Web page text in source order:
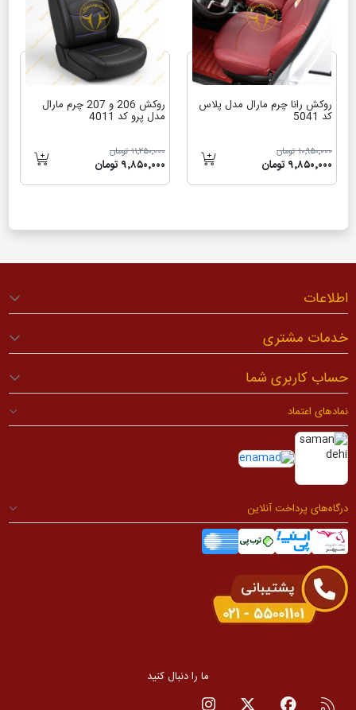
روکش رانا چرم مارال مدل پلاس
کد 5041
۱۰٬۹۵۰٬۰۰۰ تومان
۹٬۸۵۰٬۰۰۰ تومان
روکش 206 و 207 چرم مارال
مدل پرو کد 4011
۱۱٬۲۵۰٬۰۰۰ تومان
۹٬۸۵۰٬۰۰۰ تومان
اطلاعات
خدمات مشتری
حساب کاربری شما
نمادهای اعتماد
درگاه‌های پرداخت آنلاین
ما را دنبال کنید